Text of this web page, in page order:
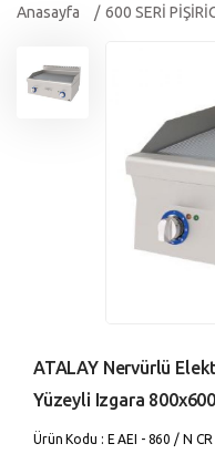
Anasayfa 600 SERİ
ATALAY Nervürlü
Yüzeyli Izgara
Ürün Kodu : E AEI - 860 / N CR